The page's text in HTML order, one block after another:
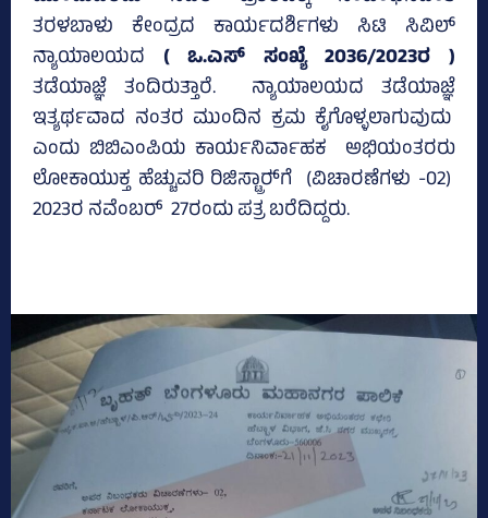
ತರಳಬಾಳು ಕೇಂದ್ರದ ಕಾರ್ಯದರ್ಶಿಗಳು ಸಿಟಿ ಸಿವಿಲ್
ನ್ಯಾಯಾಲಯದ ( ಒ.ಎಸ್‌ ಸಂಖ್ಯೆ 2036/2023ರ )
ತಡೆಯಾಜ್ಞೆ ತಂದಿರುತ್ತಾರೆ. ನ್ಯಾಯಾಲಯದ ತಡೆಯಾಜ್ಞೆ
ಇತ್ಯರ್ಥವಾದ ನಂತರ ಮುಂದಿನ ಕ್ರಮ ಕೈಗೊಳ್ಳಲಾಗುವುದು
ಎಂದು ಬಿಬಿಎಂಪಿಯ ಕಾರ್ಯನಿರ್ವಾಹಕ ಅಭಿಯಂತರರು
ಲೋಕಾಯುಕ್ತ ಹೆಚ್ಚುವರಿ ರಿಜಿಸ್ಟ್ರಾರ್‍‌ಗೆ (ವಿಚಾರಣೆಗಳು -02)
2023ರ ನವೆಂಬರ್ 27ರಂದು ಪತ್ರ ಬರೆದಿದ್ದರು.